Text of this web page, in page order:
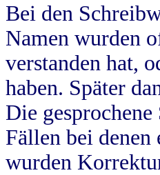
Bei den
Namen wurden
verstanden hat,
haben. Später
Die
Fällen bei
wurden